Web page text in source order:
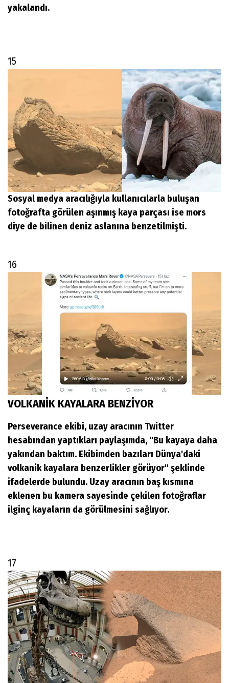
yakalandı.
15
Sosyal medya aracılığıyla kullanıcılarla buluşan
fotoğrafta görülen aşınmış kaya parçası ise mors
diye de bilinen deniz aslanına benzetilmişti.
16
VOLKANİK KAYALARA BENZİYOR
Perseverance ekibi, uzay aracının Twitter
hesabından yaptıkları paylaşımda, "Bu kayaya daha
yakından baktım. Ekibimden bazıları Dünya'daki
volkanik kayalara benzerlikler görüyor" şeklinde
ifadelerde bulundu. Uzay aracının baş kısmına
eklenen bu kamera sayesinde çekilen fotoğraflar
ilginç kayaların da görülmesini sağlıyor.
17